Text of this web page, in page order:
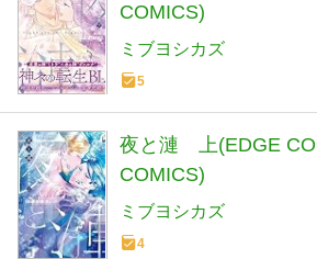
COMICS)
ミブヨシカズ
5
夜と漣 上(EDGE
COMICS)
ミブヨシカズ
4